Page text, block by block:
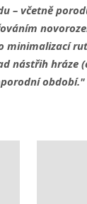
– včetně
minimalizací
nástřih hráze
období."